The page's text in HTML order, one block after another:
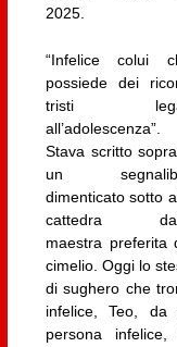
2025.
“Infelice colui
possiede dei
tristi
all’adolescenza”.
Stava scritto
un
dimenticato sotto
cattedra
maestra preferita
cimelio. Oggi lo
di sughero che
infelice, Teo,
persona